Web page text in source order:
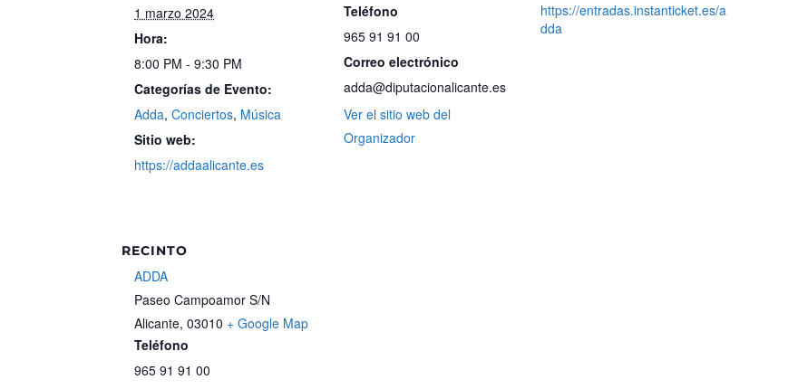
1 marzo 2024
Hora:
8:00 PM - 9:30 PM
Categorías de Evento:
Adda,Conciertos, Música
Sitio web:
https://addaalicante.es
Teléfono
965 91 91 00
Correo electrónico
adda@diputacionalicante.es
Ver el sitio web del
Organizador
https://entradas.instanticket.es/a
dda
RECINTO
ADDA
Paseo Campoamor S/N
Alicante, 03010 + Google Map
Teléfono
965 91 91 00